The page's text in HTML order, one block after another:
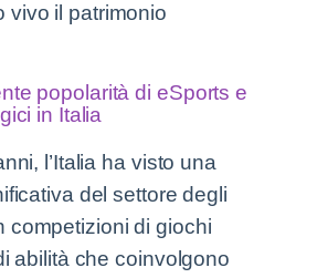
vivo il patrimonio
popolarità di eSports e
in Italia
l’Italia ha visto una
del settore degli
competizioni di giochi
abilità che coinvolgono